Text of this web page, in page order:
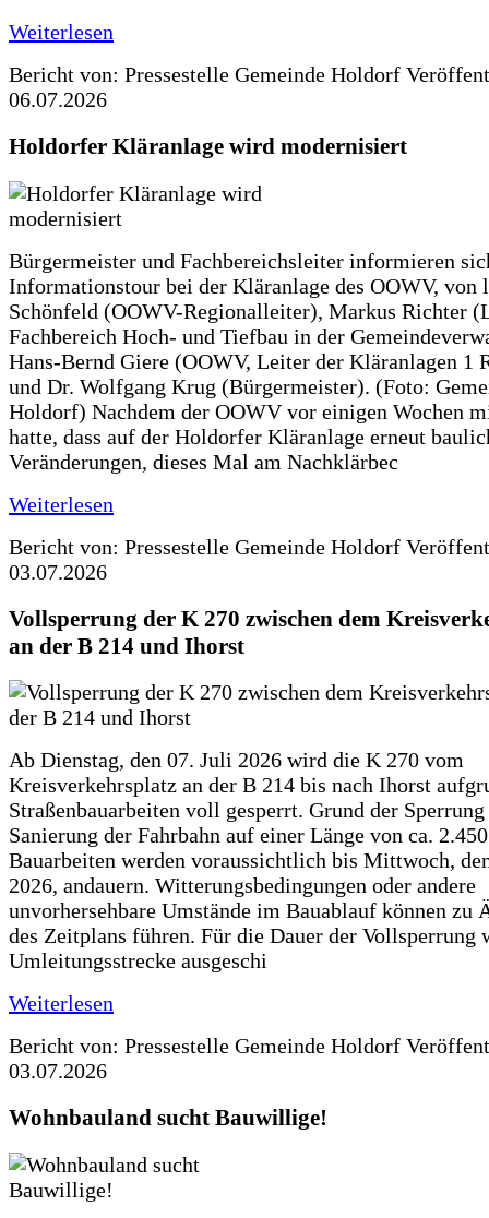
Weiterlesen
Bericht von: Pressestelle Gemeinde Holdorf
06.07.2026
Holdorfer Kläranlage wird modernisiert
Bürgermeister und Fachbereichsleiter informieren
Informationstour bei der Kläranlage des OOWV, von
Schönfeld (OOWV-Regionalleiter), Markus Richter
Fachbereich Hoch- und Tiefbau in der
Hans-Bernd Giere (OOWV, Leiter der Kläranlagen 1
und Dr. Wolfgang Krug (Bürgermeister). (Foto:
Holdorf) Nachdem der OOWV vor einigen Wochen
hatte, dass auf der Holdorfer Kläranlage erneut
Veränderungen, dieses Mal am Nachklärbec
Weiterlesen
Bericht von: Pressestelle Gemeinde Holdorf
03.07.2026
Vollsperrung der K 270 zwischen dem
an der B 214 und Ihorst
Ab Dienstag, den 07. Juli 2026 wird die K 270 vom
Kreisverkehrsplatz an der B 214 bis nach Ihorst
Straßenbauarbeiten voll gesperrt. Grund der
Sanierung der Fahrbahn auf einer Länge von ca.
Bauarbeiten werden voraussichtlich bis Mittwoch,
2026, andauern. Witterungsbedingungen oder andere
unvorhersehbare Umstände im Bauablauf können zu
des Zeitplans führen. Für die Dauer der Vollsperrung
Umleitungsstrecke ausgeschi
Weiterlesen
Bericht von: Pressestelle Gemeinde Holdorf
03.07.2026
Wohnbauland sucht Bauwillige!